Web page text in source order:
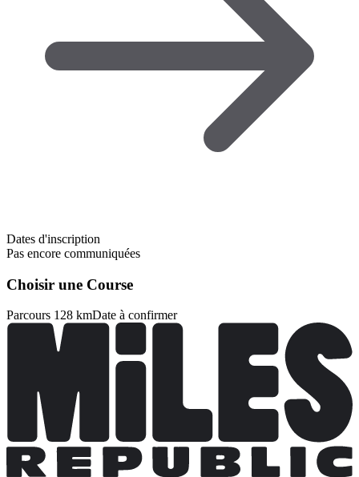
Dates d'inscription
Pas encore communiquées
Choisir une Course
Parcours 128 kmDate à confirmer